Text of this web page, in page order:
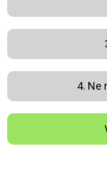
4. Ne